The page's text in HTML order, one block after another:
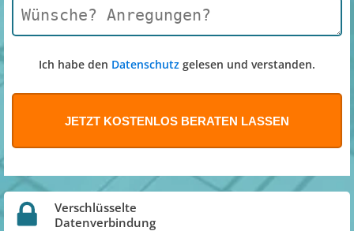
Ich habe den Datenschutz gelesen und verstanden.
Verschlüsselte
Datenverbindung